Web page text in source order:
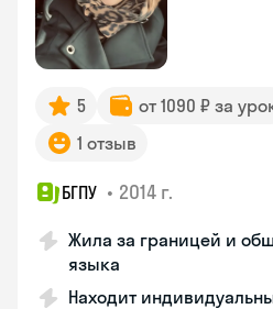
5 от 1090 ₽ за
1 отзыв
БГПУ • 2014 г.
Жила за границей и
языка
Находит